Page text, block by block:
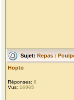
Sujet: Repas :
Hopto
Réponses: 0
Vus: 16965